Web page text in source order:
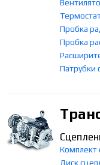
Пробка
Пробка
Патрубки
Комплект
Диск